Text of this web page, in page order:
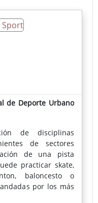
de Deporte Urbano
de disciplinas
de sectores
de una pista
practicar skate,
baloncesto o
por los más